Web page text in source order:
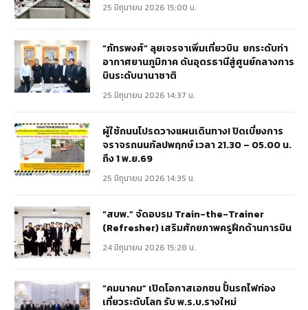
25 มิถุนายน 2026 15:00 น.
“ภัทรพงศ์” ลุยเจรจาเพิ่มเที่ยวบิน ยกระดับท่า
อากาศยานภูมิภาค ดันอุดรธานีสู่ศูนย์กลางการ
บินระดับนานาชาติ
25 มิถุนายน 2026 14:37 น.
ผู้ใช้ถนนโปรดวางแผนเดินทาง! ปิดเบี่ยงการ
จราจรถนนกัลปพฤกษ์ เวลา 21.30 – 05.00 น.
ถึง 1 พ.ย.69
25 มิถุนายน 2026 14:35 น.
“สบพ.” จัดอบรม Train-the-Trainer
(Refresher) เสริมศักยภาพครูฝึกด้านการบิน
24 มิถุนายน 2026 15:28 น.
“คมนาคม” เปิดโอกาสเอกชน ปั้นรถไฟท่อง
เที่ยวระดับโลก รับ พ.ร.บ.รางใหม่